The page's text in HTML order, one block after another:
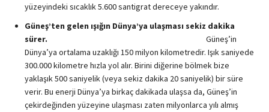
yüzeyindeki sıcaklık 5.600 santigrat dereceye yakındır.
Güneş’ten gelen ışığın Dünya’ya ulaşması sekiz dakika
sürer. Güneş’in
Dünya’ya ortalama uzaklığı 150 milyon kilometredir. Işık saniyede
300.000 kilometre hızla yol alır. Birini diğerine bölmek bize
yaklaşık 500 saniyelik (veya sekiz dakika 20 saniyelik) bir süre
verir. Bu enerji Dünya’ya birkaç dakikada ulaşsa da, Güneş’in
çekirdeğinden yüzeyine ulaşması zaten milyonlarca yılı almış